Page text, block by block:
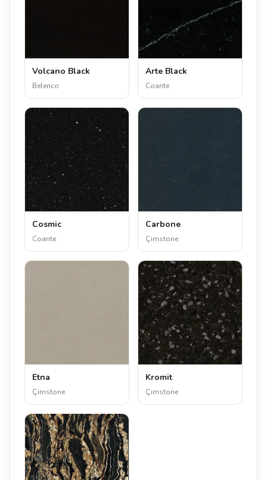
Volcano Black
Belenco
Arte Black
Coante
Cosmic
Coante
Carbone
Çimstone
Etna
Çimstone
Kromit
Çimstone